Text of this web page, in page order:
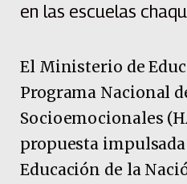
en las escuelas
El Ministerio de
Programa Nacional
Socioemocionales
propuesta
Educación de la